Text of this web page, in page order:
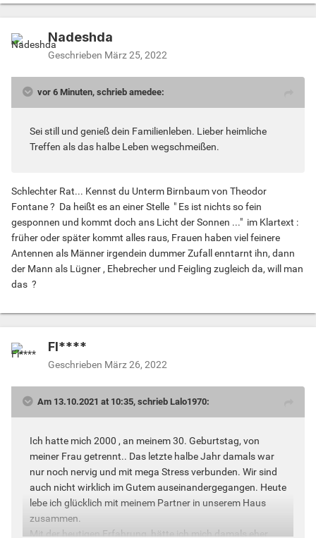
Nadeshda
Geschrieben März 25, 2022
vor 6 Minuten, schrieb amedee:
Sei still und genieß dein Familienleben. Lieber heimliche
Treffen als das halbe Leben wegschmeißen.
Schlechter Rat... Kennst du Unterm Birnbaum von Theodor
Fontane ? Da heißt es an einer Stelle " Es ist nichts so fein
gesponnen und kommt doch ans Licht der Sonnen ..." im Klartext :
früher oder später kommt alles raus, Frauen haben viel feinere
Antennen als Männer irgendein dummer Zufall enntarnt ihn, dann
der Mann als Lügner , Ehebrecher und Feigling zugleich da, will man
das ?
Fl****
Geschrieben März 26, 2022
Am 13.10.2021 at 10:35, schrieb Lalo1970:
Ich hatte mich 2000 , an meinem 30. Geburtstag, von
meiner Frau getrennt.. Das letzte halbe Jahr damals war
nur noch nervig und mit mega Stress verbunden. Wir sind
auch nicht wirklich im Gutem auseinandergegangen. Heute
lebe ich glücklich mit meinem Partner in unserem Haus
zusammen.
Mit der heutigen Erfahrung, hätte ich mich damals eher